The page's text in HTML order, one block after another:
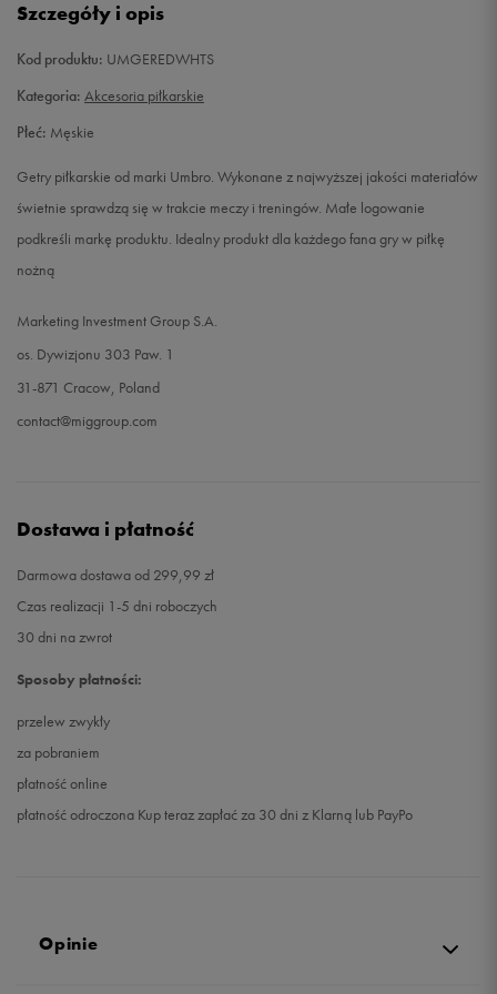
Szczegóły i opis
Kod produktu: UMGEREDWHTS
Kategoria: Akcesoria piłkarskie
Płeć: Męskie
Getry piłkarskie od marki Umbro. Wykonane z najwyższej jakości materiałów
świetnie sprawdzą się w trakcie meczy i treningów. Małe logowanie
podkreśli markę produktu. Idealny produkt dla każdego fana gry w piłkę
nożną
Marketing Investment Group S.A.
os. Dywizjonu 303 Paw. 1
31-871 Cracow, Poland
contact@miggroup.com
Dostawa i płatność
Darmowa dostawa od 299,99 zł
Czas realizacji 1-5 dni roboczych
30 dni na zwrot
Sposoby płatności:
przelew zwykły
za pobraniem
płatność online
płatność odroczona Kup teraz zapłać za 30 dni z Klarną lub PayPo
Opinie